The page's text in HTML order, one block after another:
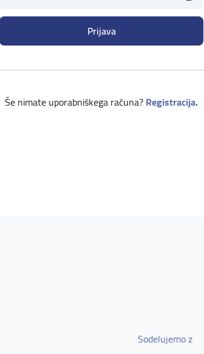
Še nimate uporabniškega računa?Registracija.
Sodelujemo z